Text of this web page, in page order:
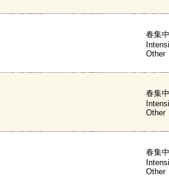
春集
Other
春集
Other
春集
Other